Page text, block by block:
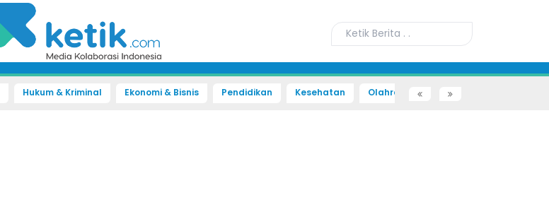
Hukum & Kriminal Ekonomi & Bisnis Pendidikan Kesehatan Olahraga Sains dan Teknologi